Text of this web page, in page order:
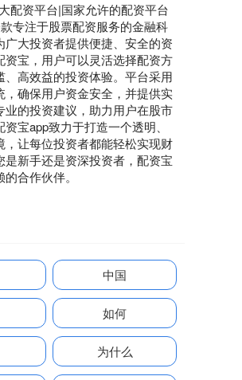
配资平台|国家允许的配资平台
专注于股票配资服务的金融科
广大投资者提供便捷、安全的资
资宝，用户可以灵活选择配资方
、高效益的投资体验。平台采用
，确保用户资金安全，并提供实
业的投资建议，助力用户在股市
宝app致力于打造一个透明、
，让每位投资者都能轻松实现财
是新手还是资深投资者，配资宝
合作伙伴。
中国
如何
为什么